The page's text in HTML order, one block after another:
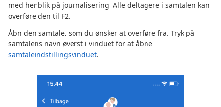
med henblik på journalisering. Alle deltagere i samtalen kan
overføre den til F2.
Åbn den samtale, som du ønsker at overføre fra. Tryk på
samtalens navn øverst i vinduet for at åbne
samtaleindstillingsvinduet.